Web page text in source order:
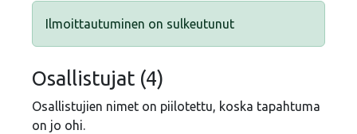
Ilmoittautuminen on sulkeutunut
Osallistujat (4)
Osallistujien nimet on piilotettu, koska tapahtuma
on jo ohi.